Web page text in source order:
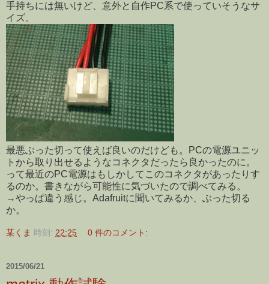
手持ちには無いけど、意外と自作PC系で使っていそうなサ
イズ。
最悪ぶった切って使えば良いのだけども。PCの電源ユニッ
トから取り出せるようなコネクタだったら良かったのに。
って最近のPC電源はもしかしてこのコネクタがあったりす
るのか。書きながら可能性に気づいたので調べてみる。
→やっぱ違う感じ。Adafruitに聞いてみるか、ぶった切る
か。
某くま 時刻: 22:25 0 件のコメント:
2015/06/21